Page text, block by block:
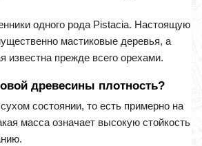
одного рода Pistacia. Настоящую
мастиковые деревья, а
известна прежде всего орехами.
древесины плотность?
состоянии, то есть примерно на
масса означает высокую стойкость